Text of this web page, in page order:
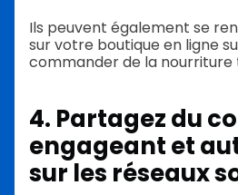
Ils peuvent également se
sur votre boutique en ligne
commander de la nourriture
4. Partagez du
engageant et
sur les réseaux